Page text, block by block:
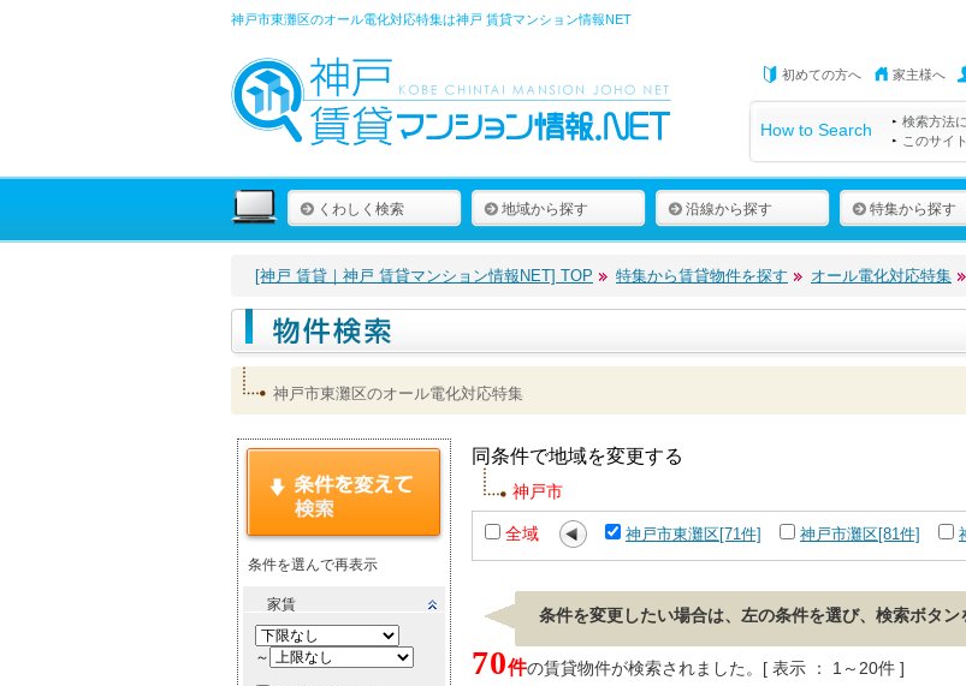
神戸市東灘区のオール電化対応特集は神戸 賃貸マンション情報NET
初めての方へ 家主様へ
How to Search 検索方法
このサイ
くわしく検索 地域から探す 沿線から探す 特集から探す
[神戸 賃貸｜神戸 賃貸マンション情報NET] TOP 特集から賃貸物件を探す オール電化対応特集
神戸市東灘区のオール電化対応特集
条件を選んで再表示
家賃
～
同条件で地域を変更する
神戸市
全域 神戸市東灘区[71件] 神戸市灘区[81件]
条件を変更したい場合は、左の条件を選び、検索ボタン
70件の賃貸物件が検索されました。[ 表示 ： 1～20件 ]